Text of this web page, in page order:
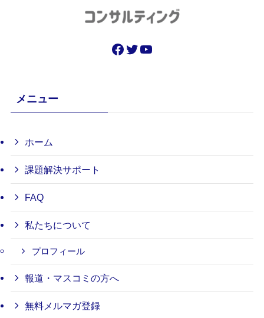
Facebook
Twitter
YouTube
メニュー
ホーム
課題解決サポート
FAQ
私たちについて
プロフィール
報道・マスコミの方へ
無料メルマガ登録